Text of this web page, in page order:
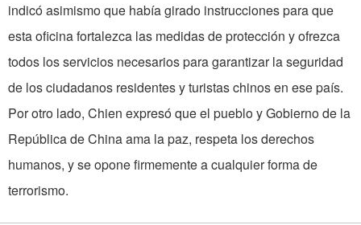
indicó asimismo que había girado instrucciones para que
esta oficina fortalezca las medidas de protección y ofrezca
todos los servicios necesarios para garantizar la seguridad
de los ciudadanos residentes y turistas chinos en ese país.
Por otro lado, Chien expresó que el pueblo y Gobierno de la
República de China ama la paz, respeta los derechos
humanos, y se opone firmemente a cualquier forma de
terrorismo.